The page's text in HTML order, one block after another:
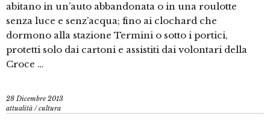
abitano in un’auto abbandonata o in una roulotte
senza luce e senz’acqua; fino ai clochard che
dormono alla stazione Termini o sotto i portici,
protetti solo dai cartoni e assistiti dai volontari della
Croce …
28 Dicembre 2013
attualità /cultura